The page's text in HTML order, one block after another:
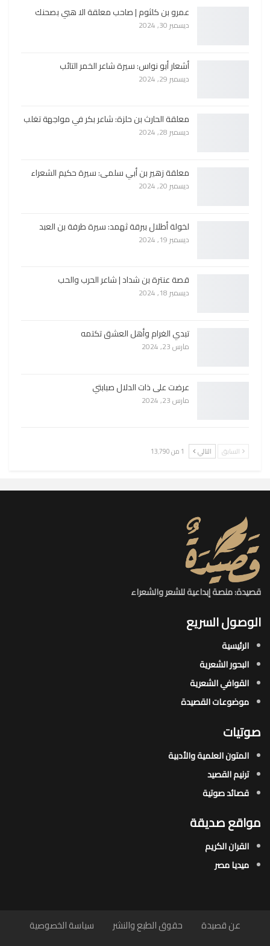
عمرو بن كلثوم | صاحب معلقة الا هبي بصحنك
ديسمبر 30, 2024
أشعار أبو نواس: سيرة شاعر الخمر التائب
ديسمبر 29, 2024
معلقة الحارث بن حلزة: شاعر بكر في مواجهة تغلب
ديسمبر 28, 2024
معلقة زهير بن أبي سلمى: سيرة حكيم الشعراء
ديسمبر 20, 2024
لخولة أطلال ببرقة ثهمد: سيرة طرفة بن العبد
ديسمبر 19, 2024
قصة عنترة بن شداد | شاعر الحرب والحب
ديسمبر 18, 2024
تبدي الغرام وأهل العشق تكتمه
مارس 23, 2024
عرضت على ذات الدلال صبابتي
مارس 23, 2024
السابق التالي 1 من 13٬790
قصيدة: منصة إبداعية للشعر والشعراء
الوصول السريع
الرئيسية
البحور الشعرية​
القوافي الشعرية​
موضوعات القصيدة​
صوتيات
المتون العلمية والأدبية
ترنيم القصيد
قصائد صوتية
مواقع صديقة
القران الكريم
ميديا مصر
عن قصيدة حقوق الطبع والنشر سياسة الخصوصية